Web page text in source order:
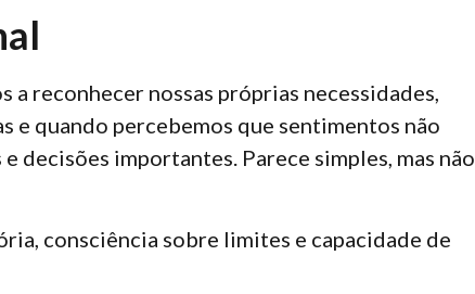
a reconhecer nossas próprias necessidades,
e quando percebemos que sentimentos não
importantes. Parece simples, mas não
consciência sobre limites e capacidade de